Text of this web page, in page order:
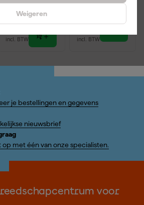
Weigeren
30 dgn 21,99
incl. BTW incl. BTW
je bestellingen en gegevens
nieuwsbrief
met één van onze specialisten.
voor